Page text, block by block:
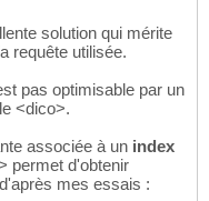
éviter des
solution qui mérite
requête utilisée.
pas optimisable par un
<dico>.
associée à un index
permet d'obtenir
mes essais :